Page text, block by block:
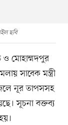
ছবি
ও মোহাম্মদপুর
সাবেক মন্ত্রী
নূর তাপসসহ
সূচনা বক্তব্য